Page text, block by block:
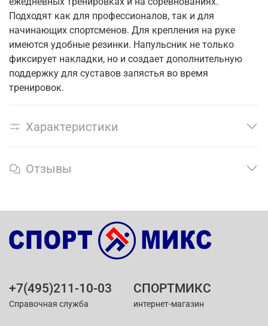
Подходят как для профессионалов, так и для
начинающих спортсменов. Для крепления на руке
имеются удобные резинки. Напульсник не только
фиксирует накладки, но и создает дополнительную
поддержку для суставов запястья во время
тренировок.
Характеристики
Отзывы
+7(495)211-10-03
Справочная служба
СПОРТМИКС
интернет-магазин